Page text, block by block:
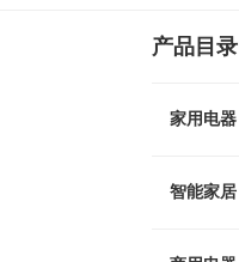
产品目录
家用电器
智能家居